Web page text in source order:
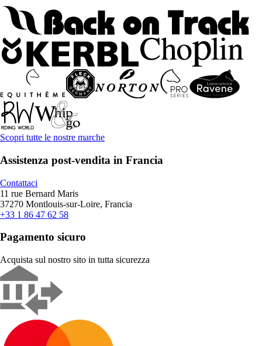
Scopri tutte le nostre marche
Assistenza post-vendita in Francia
Contattaci
11 rue Bernard Maris
37270 Montlouis-sur-Loire, Francia
+33 1 86 47 62 58
Pagamento sicuro
Acquista sul nostro sito in tutta sicurezza